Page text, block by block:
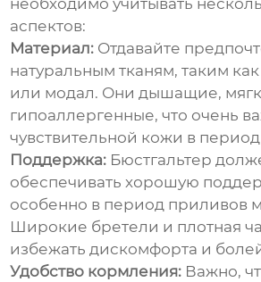
необходимо учитывать
аспектов:
Материал: Отдавайте
натуральным тканям, таким
или модал. Они дышащие,
гипоаллергенные, что очень
чувствительной кожи в
Поддержка: Бюстгальтер
обеспечивать хорошую
особенно в период приливов
Широкие бретели и плотная
избежать дискомфорта и
Удобство кормления: Важно,